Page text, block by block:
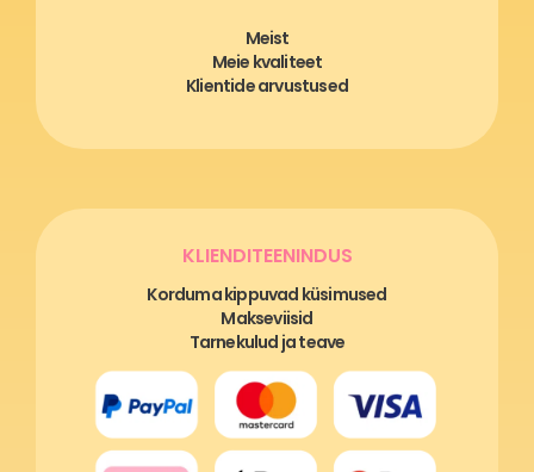
Meist
Meie kvaliteet
Klientide arvustused
KLIENDITEENINDUS
Korduma kippuvad küsimused
Makseviisid
Tarnekulud ja teave